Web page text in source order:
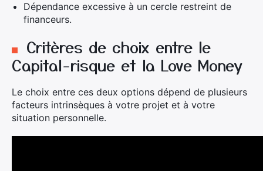
Dépendance excessive à un cercle restreint de
financeurs.
Critères de choix entre le
Capital-risque et la Love Money
Le choix entre ces deux options dépend de plusieurs
facteurs intrinsèques à votre projet et à votre
situation personnelle.